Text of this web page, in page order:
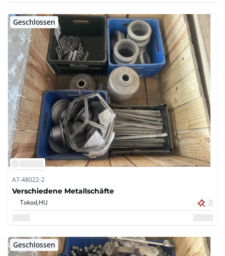
Geschlossen
A7-48022-2
Verschiedene Metallschäfte
Tokod,HU
Geschlossen